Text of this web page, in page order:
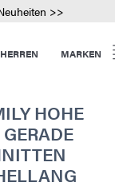
>>
HERREN MARKEN
HOHE